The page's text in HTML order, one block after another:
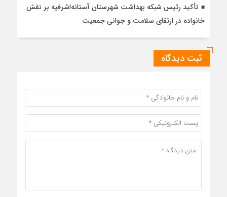
تأکید رئیس شبکه بهداشت شهرستان آستانه‌اشرفیه بر نقش
خانواده در ارتقای سلامت و جوانی جمعیت
ثبت دیدگاه